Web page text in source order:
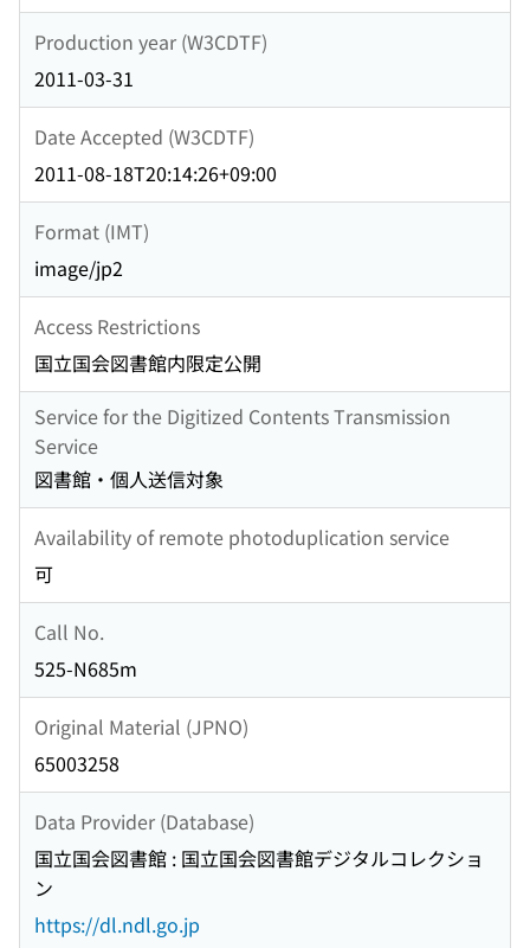
Production year (W3CDTF)
2011-03-31
Date Accepted (W3CDTF)
2011-08-18T20:14:26+09:00
Format (IMT)
image/jp2
Access Restrictions
国立国会図書館内限定公開
Service for the Digitized Contents Transmission
Service
図書館・個人送信対象
Availability of remote photoduplication service
可
Call No.
525-N685m
Original Material (JPNO)
65003258
Data Provider (Database)
国立国会図書館 : 国立国会図書館デジタルコレクショ
ン
https://dl.ndl.go.jp